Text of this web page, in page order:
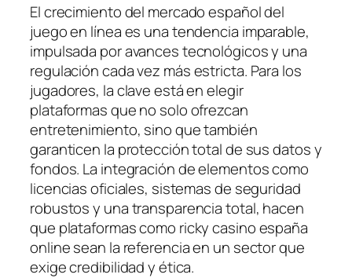
El crecimiento del mercado español del
juego en línea es una tendencia imparable,
impulsada por avances tecnológicos y una
regulación cada vez más estricta. Para los
jugadores, la clave está en elegir
plataformas que no solo ofrezcan
entretenimiento, sino que también
garanticen la protección total de sus datos y
fondos. La integración de elementos como
licencias oficiales, sistemas de seguridad
robustos y una transparencia total, hacen
que plataformas como ricky casino españa
online sean la referencia en un sector que
exige credibilidad y ética.